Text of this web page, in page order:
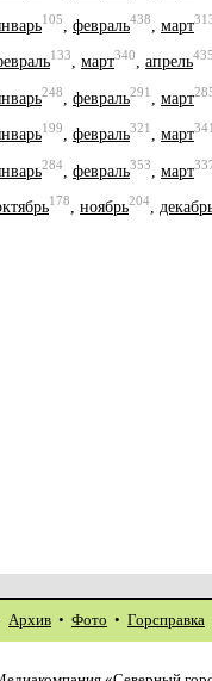
105 февраль438 март
133, март340, апрель435
248 февраль291 март
199, февраль321, март
284 февраль353 март
178, ноябрь204,
Архив • Фото • Горсправка